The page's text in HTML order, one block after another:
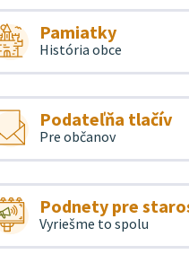
Pamiatky
História obce
Podateľňa tlačív
Pre občanov
Podnety pre
Vyriešme to spolu